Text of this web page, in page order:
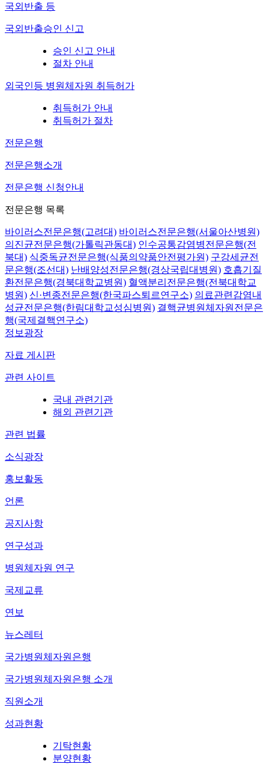
국외반출 등
국외반출승인 신고
승인 신고 안내
절차 안내
외국인등 병원체자원 취득허가
취득허가 안내
취득허가 절차
전문은행
전문은행소개
전문은행 신청안내
전문은행 목록
바이러스전문은행(고려대) 바이러스전문은행(서울아산병원)
의진균전문은행(가톨릭관동대) 인수공통감염병전문은행(전
북대) 식중독균전문은행(식품의약품안전평가원) 구강세균전
문은행(조선대) 난배양성전문은행(경상국립대병원) 호흡기질
환전문은행(경북대학교병원) 혈액분리전문은행(전북대학교
병원) 신·변종전문은행(한국파스퇴르연구소) 의료관련감염내
성균전문은행(한림대학교성심병원) 결핵균병원체자원전문은
행(국제결핵연구소)
정보광장
자료 게시판
관련 사이트
국내 관련기관
해외 관련기관
관련 법률
소식광장
홍보활동
언론
공지사항
연구성과
병원체자원 연구
국제교류
연보
뉴스레터
국가병원체자원은행
국가병원체자원은행 소개
직원소개
성과현황
기탁현황
분양현황